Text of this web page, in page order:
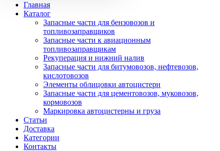
Главная
Каталог
Запасные части для бензовозов и
топливозаправщиков
Запасные части к авиационным
топливозаправщикам
Рекуперация и нижний налив
Запасные части для битумовозов, нефтевозов,
кислотовозов
Элементы облицовки автоцистерн
Запасные части для цементовозов, муковозов,
кормовозов
Маркировка автоцистерны и груза
Статьи
Доставка
Категории
Контакты